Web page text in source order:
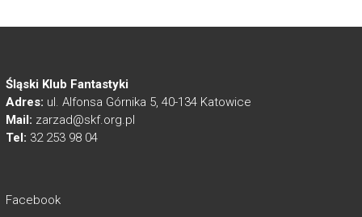
Śląski Klub Fantastyki
Adres: ul. Alfonsa Górnika 5, 40-134 Katowice
Mail: zarzad@skf.org.pl
Tel: 32 253 98 04
Facebook